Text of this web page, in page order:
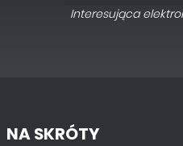
Interesująca
NA SKRÓTY